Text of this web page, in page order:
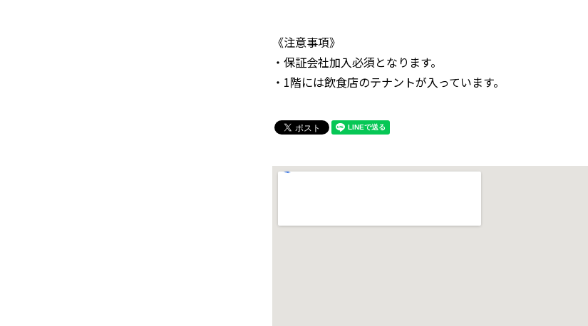
《注意事項》
・保証会社加入必須となります。
・1階には飲食店のテナントが入っています。